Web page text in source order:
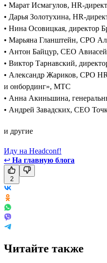
• Марат Исмагулов, HR-
• Дарья Золотухина, HR-
• Нина Осовицкая, директор
• Марьяна Гланштейн, CPO
• Антон Байцур, CEO
• Виктор Тарнавский,
• Александр Жариков, CPO
и онбординг», МТС
• Анна Акиньшина,
• Андрей Завадских, СЕО
и другие
Иду на Headconf!
↩ На главную блога
2
Читайте также